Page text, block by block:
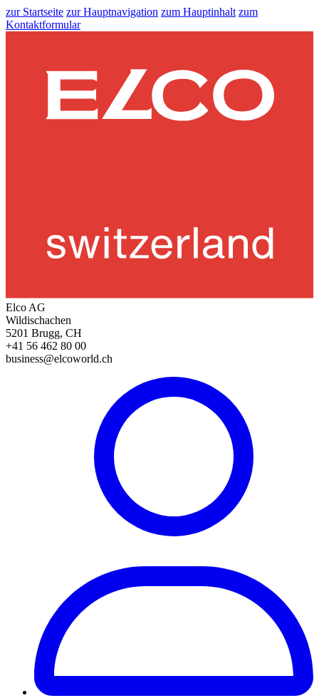
zur Startseite zur Hauptnavigation zum Hauptinhalt zum
Kontaktformular
Elco AG
Wildischachen
5201 Brugg, CH
+41 56 462 80 00
business@elcoworld.ch